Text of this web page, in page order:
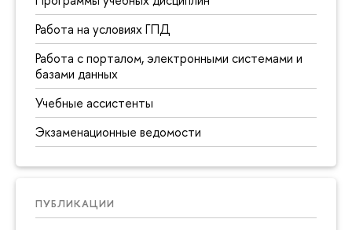
Работа на условиях ГПД
Работа с порталом, электронными системами и
базами данных
Учебные ассистенты
Экзаменационные ведомости
ПУБЛИКАЦИИ